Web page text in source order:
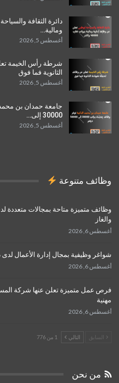
دائرة الثقافة
ومالية…
أغسطس 5, 2026
شرطة رأس الخيمة
الثانوية فما فوق
أغسطس 5, 2026
جامعة حمدان بن
30000 إلى…
أغسطس 5, 2026
وظائف متنوعة
وظائف متميزة متاحة بمجالات
والغاز
أغسطس 6, 2026
شواغر وظيفية بمجال إدارة الأعمال لدى
أغسطس 6, 2026
فرص عمل متميزة تعلن عنها شركة
مهنية
أغسطس 6, 2026
السابق التالي 1 من 776
من نحن